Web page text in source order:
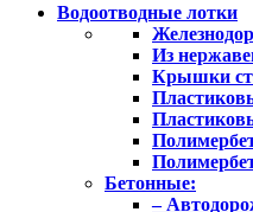
Водоотводные лотки
Из
Крышки
Бетонные:
–